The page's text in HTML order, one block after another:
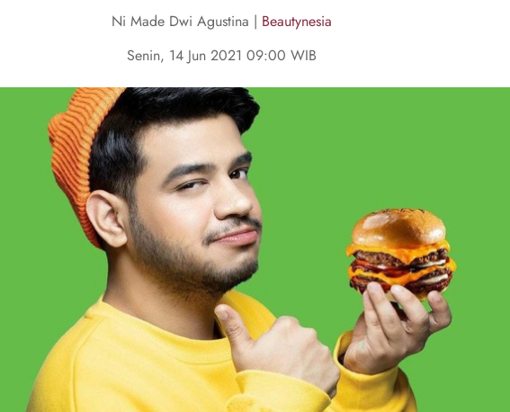
Ni Made Dwi Agustina | Beautynesia
Senin, 14 Jun 2021 09:00 WIB